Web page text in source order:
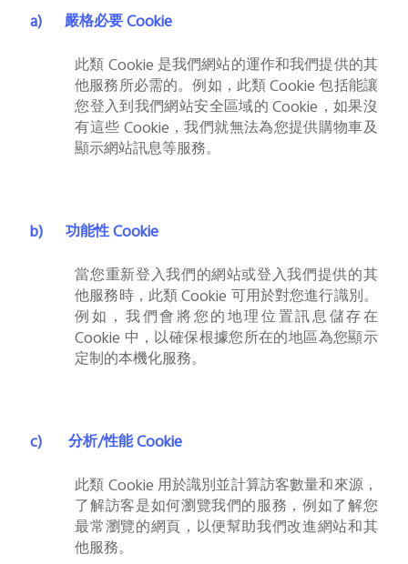
a) 嚴格必要Cookie
此類Cookie是我們網站的運作和我們提供的其
他服務所必需的。例如，此類Cookie包括能讓
您登入到我們網站安全區域的Cookie ，如果沒
有這些Cookie ，我們就無法為您提供購物車及
顯示網站訊息等服務。
b) 功能性Cookie
當您重新登入我們的網站或登入我們提供的其
他服務時，此類Cookie 可用於對您進行識別。
例如，我們會將您的地理位置訊息儲存在
Cookie 中，以確保根據您所在的地區為您顯示
定制的本機化服務。
c) 分析/性能Cookie
此類Cookie用於識別並計算訪客數量和來源，
了解訪客是如何瀏覽我們的服務，例如了解您
最常瀏覽的網頁，以便幫助我們改進網站和其
他服務。